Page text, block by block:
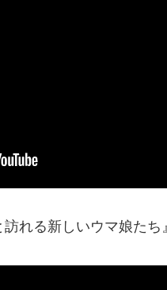
訪れる新しいウマ娘た